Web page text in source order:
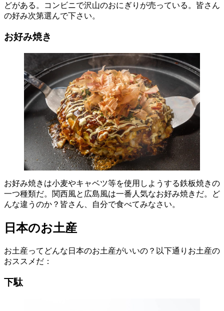
どがある。コンビニで沢山のおにぎりが売っている。皆さん
の好み次第選んで下さい。
お好み焼き
お好み焼きは小麦やキャベツ等を使用しようする鉄板焼きの
一つ種類だ。関西風と広島風は一番人気なお好み焼きだ。ど
んな違うのか？皆さん、自分で食べてみなさい。
日本のお土産
お土産ってどんな日本のお土産がいいの？以下通りお土産の
おススメだ：
下駄